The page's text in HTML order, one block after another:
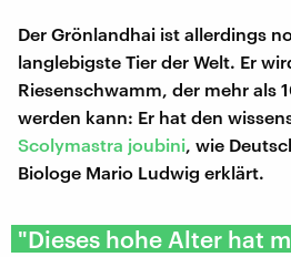
Der Grönlandhai ist allerdings
langlebigste Tier der Welt. Er
Riesenschwamm, der mehr als
werden kann: Er hat den
Scolymastra joubini , wie
Biologe Mario Ludwig erklärt.
"Dieses hohe Alter hat